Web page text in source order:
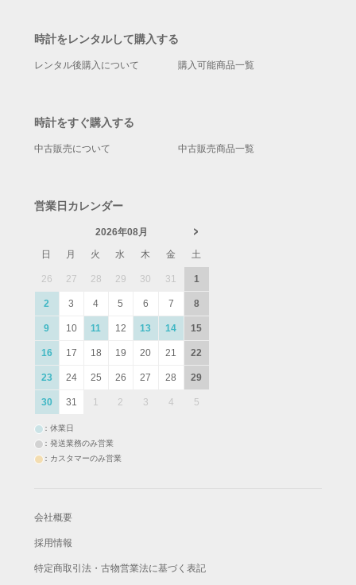
時計をレンタルして購入する
レンタル後購入について 購入可能商品一覧
時計をすぐ購入する
中古販売について 中古販売商品一覧
営業日カレンダー
2026年08月
日
月 火 水 木 金 土
26 27 28 29 30 31 1
2 3 4 5 6 7 8
9 10 11 12 13 14 15
16 17 18 19 20 21 22
23 24 25 26 27 28 29
30 31 1 2 3 4 5
：休業日
：発送業務のみ営業
：カスタマーのみ営業
会社概要
採用情報
特定商取引法・古物営業法に基づく表記